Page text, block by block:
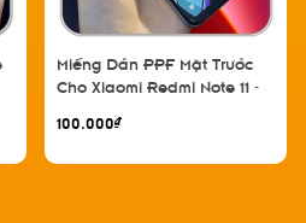
Miếng Dán PPF Mặt Trước
Cho Xiaomi Redmi Note 11 -
Plus, Trong Suốt - Nhám -
100.000₫